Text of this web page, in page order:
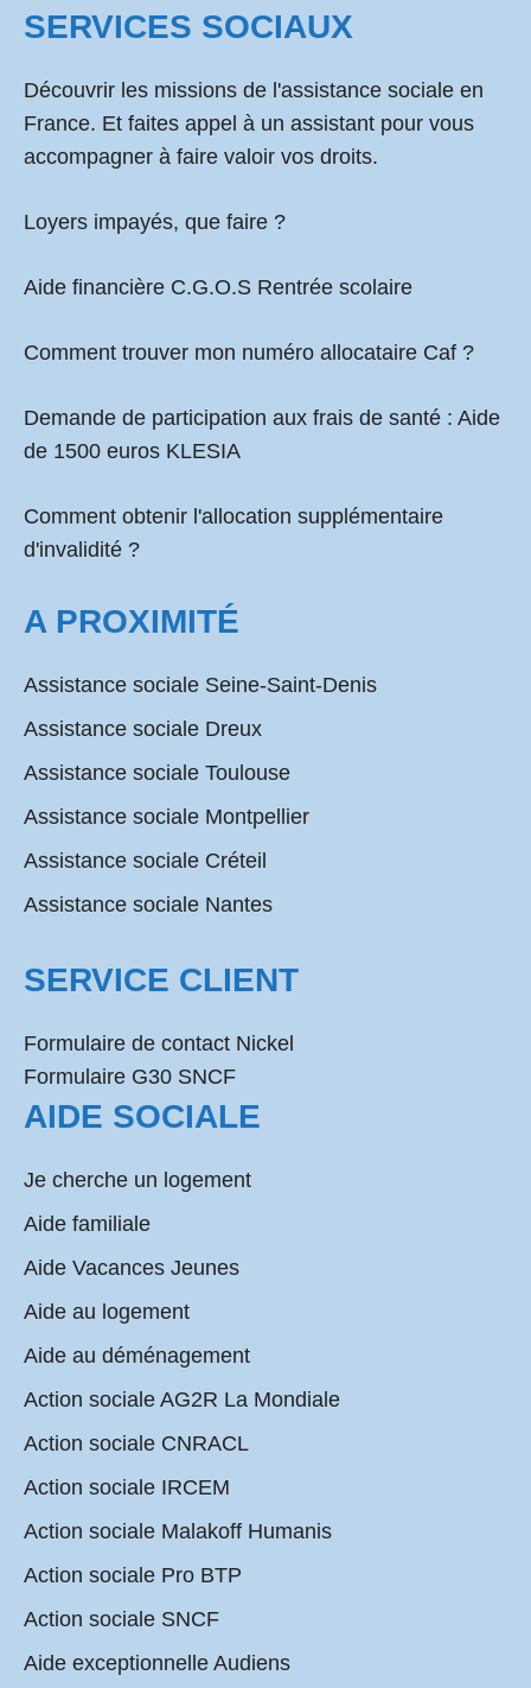
SERVICES SOCIAUX
Découvrir les missions de l'assistance sociale en
France. Et faites appel à un assistant pour vous
accompagner à faire valoir vos droits.
Loyers impayés, que faire ?
Aide financière C.G.O.S Rentrée scolaire
Comment trouver mon numéro allocataire Caf ?
Demande de participation aux frais de santé : Aide
de 1500 euros KLESIA
Comment obtenir l'allocation supplémentaire
d'invalidité ?
A PROXIMITÉ
Assistance sociale Seine-Saint-Denis
Assistance sociale Dreux
Assistance sociale Toulouse
Assistance sociale Montpellier
Assistance sociale Créteil
Assistance sociale Nantes
SERVICE CLIENT
Formulaire de contact Nickel
Formulaire G30 SNCF
AIDE SOCIALE
Je cherche un logement
Aide familiale
Aide Vacances Jeunes
Aide au logement
Aide au déménagement
Action sociale AG2R La Mondiale
Action sociale CNRACL
Action sociale IRCEM
Action sociale Malakoff Humanis
Action sociale Pro BTP
Action sociale SNCF
Aide exceptionnelle Audiens